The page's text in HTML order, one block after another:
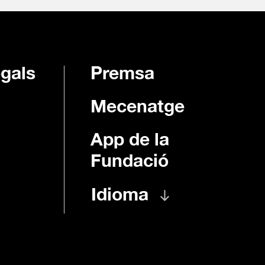
Premsa
Mecenatge
App de la
Fundació
Idioma